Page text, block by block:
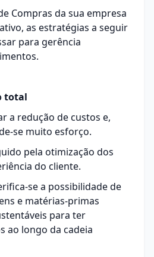
Compras da sua empresa
as estratégias a seguir
para gerência
total
a redução de custos e,
se muito esforço.
pela otimização dos
do cliente.
se a possibilidade de
e matérias-primas
para ter
ao longo da cadeia